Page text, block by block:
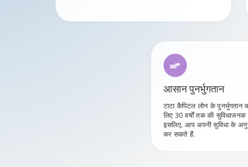
आसान पुनर्भुगतान
टाटा कैपिटल लोन के
लिए 30 वर्षों तक की
इसलिए, आप अपनी सुविधा के
कर सकते हैं.